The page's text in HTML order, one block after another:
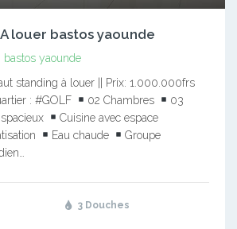
louer bastos yaounde
bastos yaounde
standing à louer || Prix: 1.000.000frs
: #GOLF
02 Chambres
03
Cuisine avec espace
Eau chaude
Groupe
3 Douches